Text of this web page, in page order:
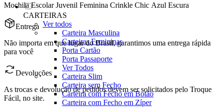
CARTEIRAS
Ver todos
Carteira Masculina
Carteiras Femininas
Porta Cartão
Porta Passaporte
Ver Todos
Carteira Slim
Carteira sem Fecho
Carteira com Fecho em Botão
Carteira com Fecho em Zíper
Mochila Escolar Juvenil Feminina Crinkle Chic Azul Escura
Entrega
Não importa em que lugar do Brasil, garantimos uma entrega rápida
para você
Devoluções
As trocas e devolução de pedidos devem ser solicitados pelo Troque
Fácil, no site.